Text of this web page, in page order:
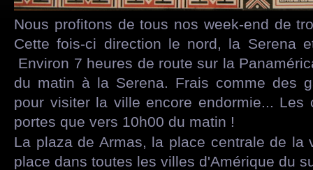
Nous profitons de tous nos week-end de
Cette fois-ci direction le nord, la Serena
Environ 7 heures de route sur la
du matin à la Serena. Frais comme des
pour visiter la ville encore endormie... Les
portes que vers 10h00 du matin !
La plaza de Armas, la place centrale de la
place dans toutes les villes d'Amérique du